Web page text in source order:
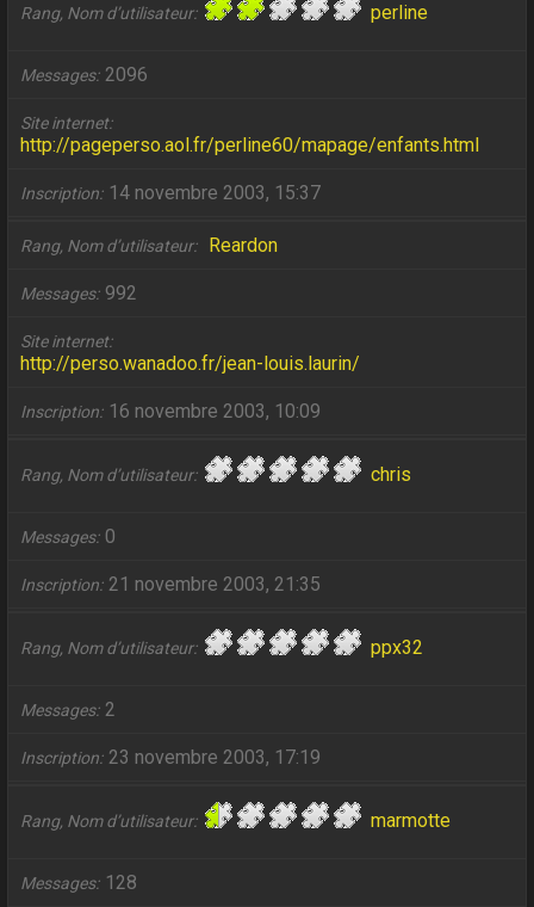
Rang, Nom d’utilisateur perline
Messages 2096
Site internet
http://pageperso.aol.fr/perline60/mapage/enfants.html
Inscription 14 novembre 2003, 15:37
Rang, Nom d’utilisateur Reardon
Messages 992
Site internet
http://perso.wanadoo.fr/jean-louis.laurin/
Inscription 16 novembre 2003, 10:09
Rang, Nom d’utilisateur chris
Messages 0
Inscription 21 novembre 2003, 21:35
Rang, Nom d’utilisateur ppx32
Messages 2
Inscription 23 novembre 2003, 17:19
Rang, Nom d’utilisateur marmotte
Messages 128